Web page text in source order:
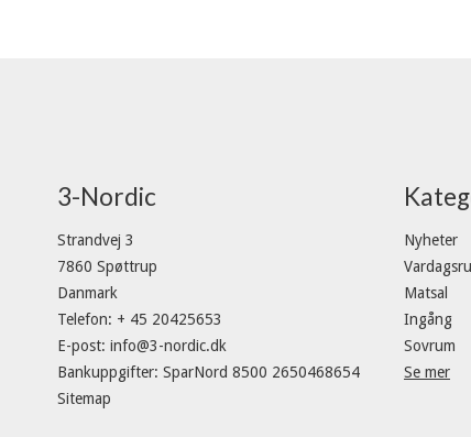
3-Nordic
Strandvej 3
7860 Spøttrup
Danmark
Telefon: + 45 20425653
E-post: info@3-nordic.dk
Bankuppgifter: SparNord 8500 2650468654
Sitemap
Nyheter
Matsal
Ingång
Sovrum
Se mer